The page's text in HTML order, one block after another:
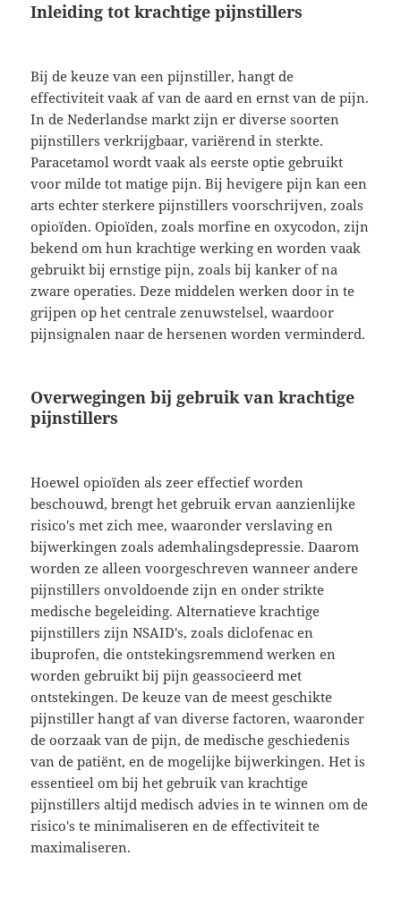
Inleiding tot krachtige pijnstillers
Bij de keuze van een pijnstiller, hangt de
effectiviteit vaak af van de aard en ernst van de pijn.
In de Nederlandse markt zijn er diverse soorten
pijnstillers verkrijgbaar, variërend in sterkte.
Paracetamol wordt vaak als eerste optie gebruikt
voor milde tot matige pijn. Bij hevigere pijn kan een
arts echter sterkere pijnstillers voorschrijven, zoals
opioïden. Opioïden, zoals morfine en oxycodon, zijn
bekend om hun krachtige werking en worden vaak
gebruikt bij ernstige pijn, zoals bij kanker of na
zware operaties. Deze middelen werken door in te
grijpen op het centrale zenuwstelsel, waardoor
pijnsignalen naar de hersenen worden verminderd.
Overwegingen bij gebruik van krachtige
pijnstillers
Hoewel opioïden als zeer effectief worden
beschouwd, brengt het gebruik ervan aanzienlijke
risico's met zich mee, waaronder verslaving en
bijwerkingen zoals ademhalingsdepressie. Daarom
worden ze alleen voorgeschreven wanneer andere
pijnstillers onvoldoende zijn en onder strikte
medische begeleiding. Alternatieve krachtige
pijnstillers zijn NSAID's, zoals diclofenac en
ibuprofen, die ontstekingsremmend werken en
worden gebruikt bij pijn geassocieerd met
ontstekingen. De keuze van de meest geschikte
pijnstiller hangt af van diverse factoren, waaronder
de oorzaak van de pijn, de medische geschiedenis
van de patiënt, en de mogelijke bijwerkingen. Het is
essentieel om bij het gebruik van krachtige
pijnstillers altijd medisch advies in te winnen om de
risico's te minimaliseren en de effectiviteit te
maximaliseren.